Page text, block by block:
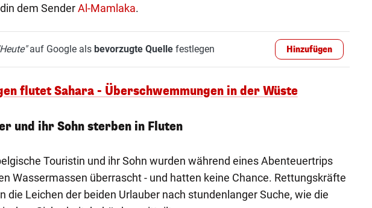
dem SenderAl-Mamlaka.
auf Google als bevorzugte Quellefestlegen Hinzufügen
flutet Sahara - Überschwemmungen in der Wüste
und ihr Sohn sterben in Fluten
Touristin und ihr Sohn wurden während eines Abenteuertrips
Wassermassen überrascht - und hatten keine Chance. Rettungskräfte
die Leichen der beiden Urlauber nach stundenlanger Suche, wie die